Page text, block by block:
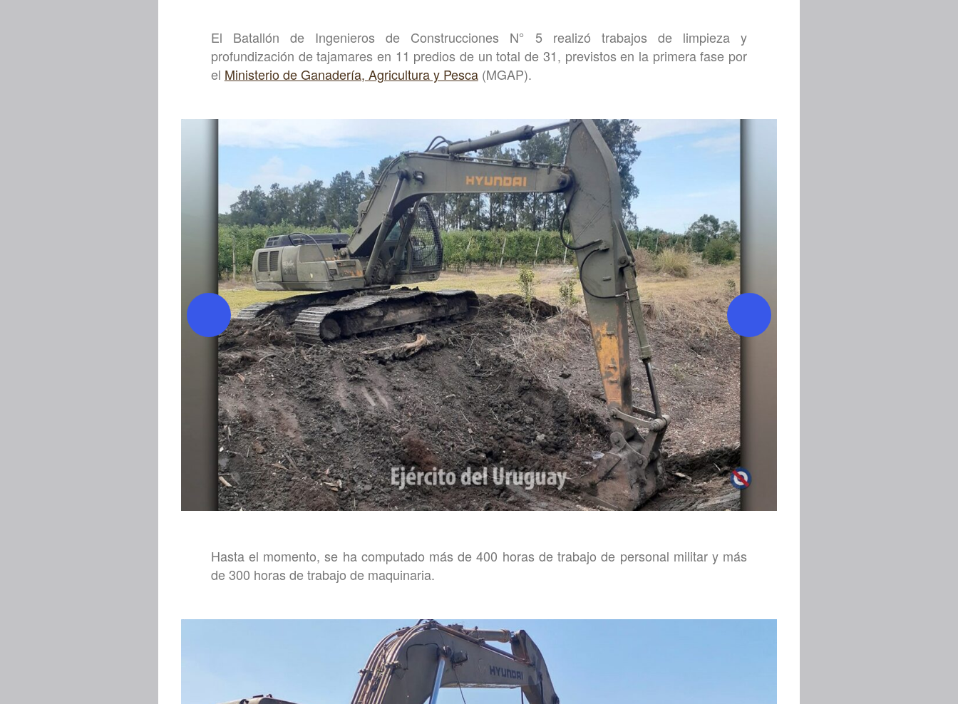
El Batallón de Ingenieros de Construcciones N° 5 realizó trabajos de limpieza y
profundización de tajamares en 11 predios de un total de 31, previstos en la primera fase por
el Ministerio de Ganadería, Agricultura y Pesca(MGAP).
Hasta el momento, se ha computado más de 400 horas de trabajo de personal militar y más
de 300 horas de trabajo de maquinaria.